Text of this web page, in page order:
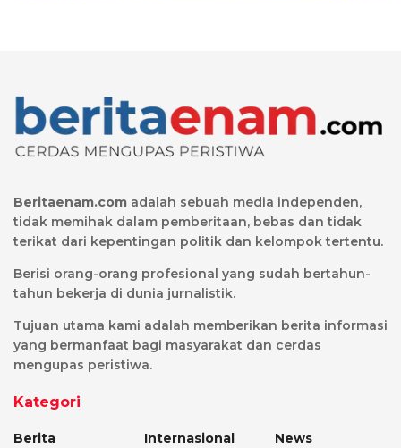
Beritaenam.com adalah sebuah media independen,
tidak memihak dalam pemberitaan, bebas dan tidak
terikat dari kepentingan politik dan kelompok tertentu.
Berisi orang-orang profesional yang sudah bertahun-
tahun bekerja di dunia jurnalistik.
Tujuan utama kami adalah memberikan berita informasi
yang bermanfaat bagi masyarakat dan cerdas
mengupas peristiwa.
Kategori
Berita
Internasional
News